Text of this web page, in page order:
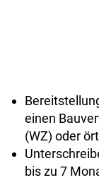
einen
(WZ) oder
bis zu 7